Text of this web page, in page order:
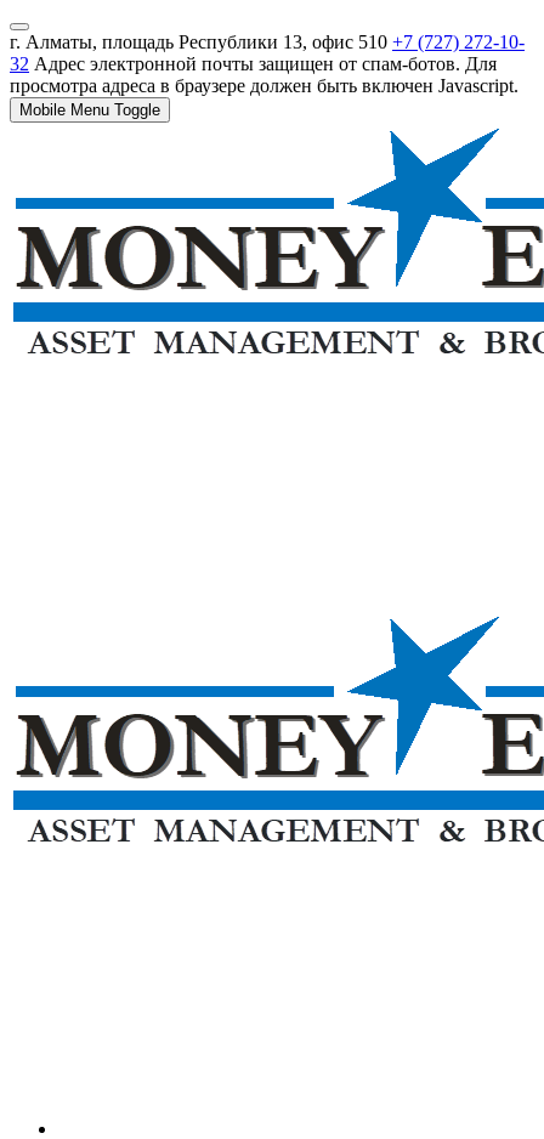
г. Алматы, площадь Республики 13, офис 510 +7 (727) 272-10-
32 Адрес электронной почты защищен от спам-ботов. Для
просмотра адреса в браузере должен быть включен Javascript.
Mobile Menu Toggle